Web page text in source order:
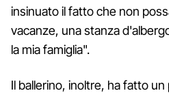
insinuato il fatto che non
vacanze, una stanza
la mia famiglia".
Il ballerino, inoltre, ha fatto